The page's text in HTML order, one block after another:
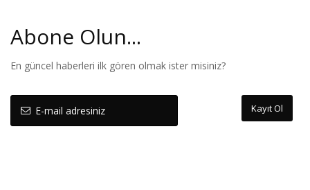
hiçbir şey olmaz Sertab” demesiyle büyük bir
kırılma yaşar ve “Benden Ne Olur”u herkese
göstereceğine dair kendisine söz verir.
Sertab’ın aşk, kalp kırıklığı, başarı ve
başarısızlık dolu macerasını bu aldığı karar
başlatır.
Abone Olun...
En güncel haberleri ilk gören olmak ister misiniz?
Kayıt Ol